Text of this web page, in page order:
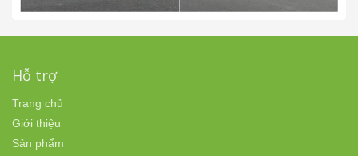
Hỗ trợ
Trang chủ
Giới thiệu
Sản phẩm